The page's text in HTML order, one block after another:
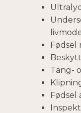
Fødsel
Tang-
Fødsel